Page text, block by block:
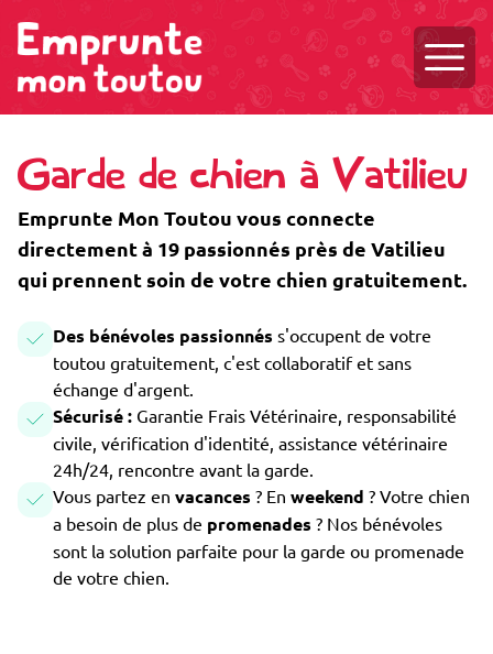
Garde de chien à Vatilieu
Emprunte Mon Toutou vous connecte
directement à 19 passionnés près de Vatilieu
qui prennent soin de votre chien gratuitement.
Des bénévoles passionnés s'occupent de votre
toutou gratuitement, c'est collaboratif et sans
échange d'argent.
Sécurisé : Garantie Frais Vétérinaire, responsabilité
civile, vérification d'identité, assistance vétérinaire
24h/24, rencontre avant la garde.
Vous partez en vacances ? En weekend ? Votre chien
a besoin de plus de promenades ? Nos bénévoles
sont la solution parfaite pour la garde ou promenade
de votre chien.